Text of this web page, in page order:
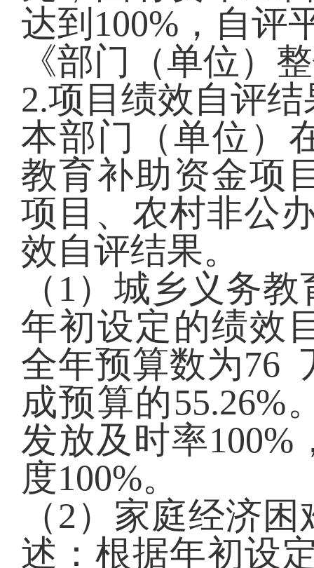
达到100%，自评
《部门（单位）
2.项目绩效自评结
本部门（单位）
教育补助资金项
项目、农村非公
效自评结果。
（ 1）城乡义务
年初设定的绩效
全年预算数为76
成预算的55.26%
发放及时率
度100%。
（2）家庭经济
述：根据年初设